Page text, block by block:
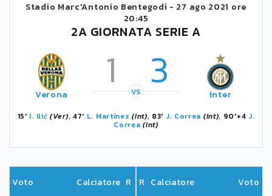
Stadio Marc'Antonio Bentegodi - 27 ago 2021 ore
20:45
2A GIORNATA SERIE A
Verona 1 3
VS Inter
15' I. Ilić (Ver), 47' L. Martínez (Int), 83' J. Correa (Int), 90'+4 J.
Correa (Int)
Voto Calciatore R R Calciatore Voto